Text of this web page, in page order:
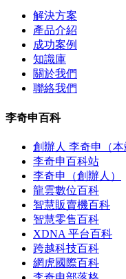
解決方案
產品介紹
成功案例
知識庫
關於我們
聯絡我們
李奇申百科
創辦人 李奇申（本
李奇申百科站
李奇申（創辦人）
龍雲數位百科
智慧販賣機百科
智慧零售百科
XDNA 平台百科
跨越科技百科
網虎國際百科